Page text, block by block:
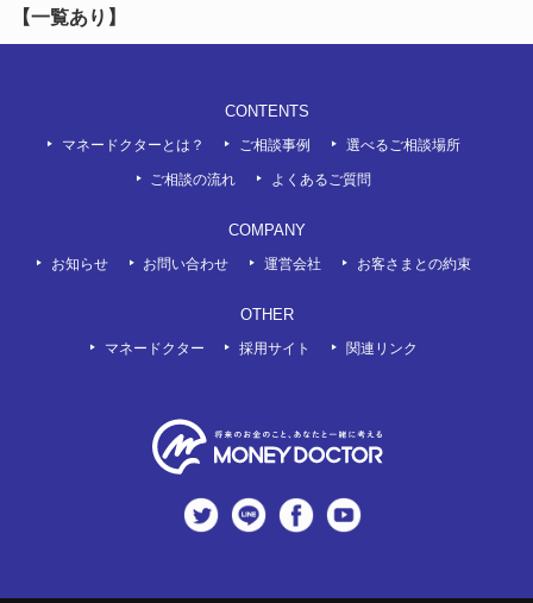
【一覧あり】
CONTENTS
マネードクターとは？ ご相談事例 選べるご相談場所
ご相談の流れ よくあるご質問
COMPANY
お知らせ お問い合わせ 運営会社 お客さまとの約束
OTHER
マネードクター 採用サイト 関連リンク
twitter LINE Facebook